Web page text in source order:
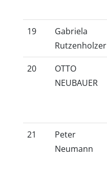
19
Gabriela
Rutzenholzer
20
OTTO
NEUBAUER
21
Peter
Neumann